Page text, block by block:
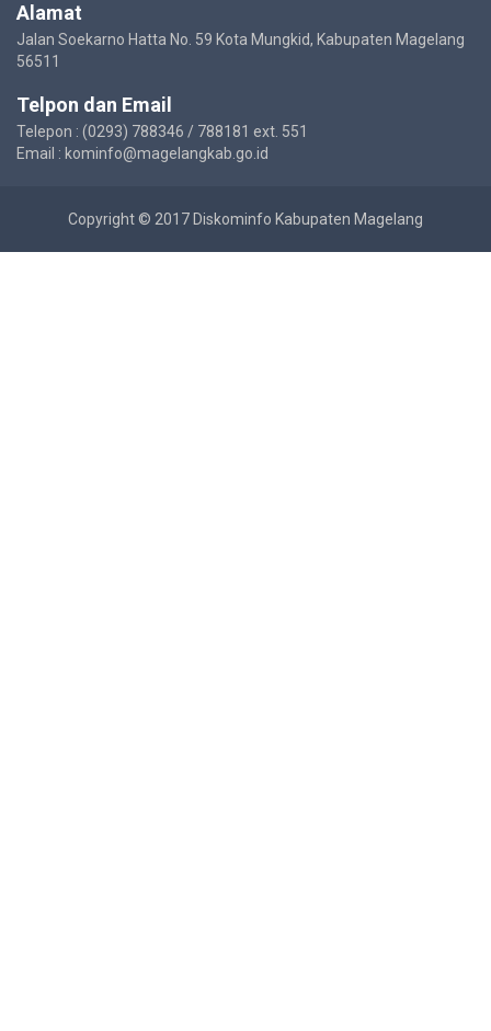
Alamat
Jalan Soekarno Hatta No. 59 Kota Mungkid, Kabupaten Magelang
56511
Telpon dan Email
Telepon : (0293) 788346 / 788181 ext. 551
Email : kominfo@magelangkab.go.id
Copyright © 2017 Diskominfo Kabupaten Magelang